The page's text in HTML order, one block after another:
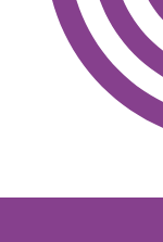
CORPULENCE
ANNULER LES